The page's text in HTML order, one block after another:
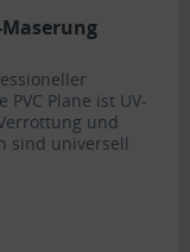
Plane ist UV-
und
sind universell
Gerne